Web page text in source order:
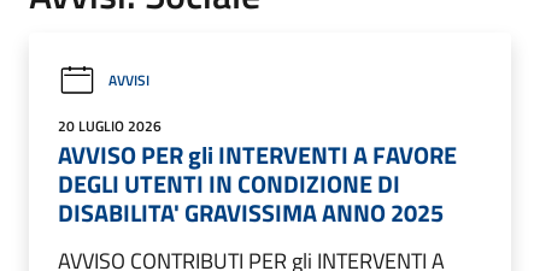
AVVISI
20 LUGLIO 2026
AVVISO PER gli INTERVENTI A FAVORE
DEGLI UTENTI IN CONDIZIONE DI
DISABILITA' GRAVISSIMA ANNO 2025
AVVISO CONTRIBUTI PER gli INTERVENTI A